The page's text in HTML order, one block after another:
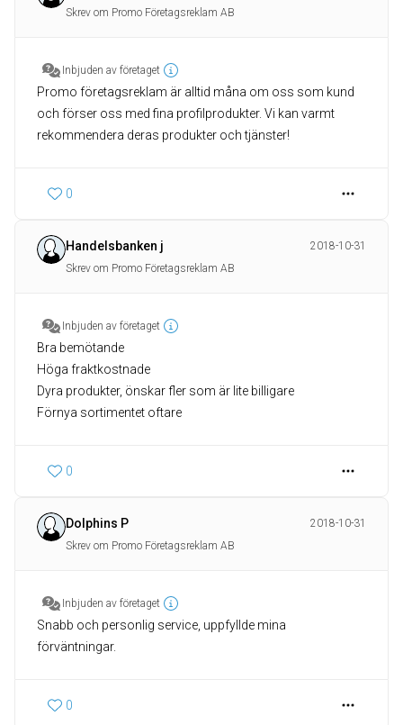
Skrev om Promo Företagsreklam AB
Inbjuden av företaget
Promo företagsreklam är alltid måna om oss som kund
och förser oss med fina profilprodukter. Vi kan varmt
rekommendera deras produkter och tjänster!
0
Handelsbanken j
2018-10-31
Skrev om Promo Företagsreklam AB
Inbjuden av företaget
Bra bemötande
Höga fraktkostnade
Dyra produkter, önskar fler som är lite billigare
Förnya sortimentet oftare
0
Dolphins P
2018-10-31
Skrev om Promo Företagsreklam AB
Inbjuden av företaget
Snabb och personlig service, uppfyllde mina
förväntningar.
0